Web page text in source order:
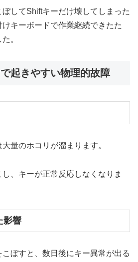
してShiftキーだけ壊してしまった
キーボードで作業継続できたた
。
起きやすい物理的故障
量のホコリが溜まります。
、キーが正常反応しなくなりま
影響
ぼすと、数日後にキー異常が出る